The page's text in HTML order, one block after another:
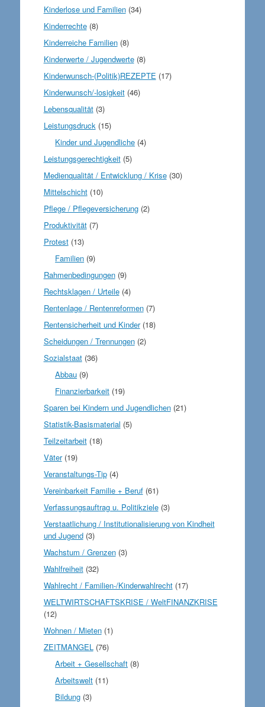
Kinderlose und Familien(34)
Kinderrechte(8)
Kinderreiche Familien(8)
Kinderwerte / Jugendwerte(8)
Kinderwunsch-(Politik)REZEPTE (17)
Kinderwunsch/-losigkeit(46)
Lebensqualität(3)
Leistungsdruck(15)
Kinder und Jugendliche (4)
Leistungsgerechtigkeit(5)
Medienqualität / Entwicklung / Krise(30)
Mittelschicht(10)
Pflege / Pflegeversicherung(2)
Produktivität(7)
Protest(13)
Familien (9)
Rahmenbedingungen(9)
Rechtsklagen / Urteile(4)
Rentenlage / Rentenreformen(7)
Rentensicherheit und Kinder(18)
Scheidungen / Trennungen(2)
Sozialstaat(36)
Abbau (9)
Finanzierbarkeit (19)
Sparen bei Kindern und Jugendlichen(21)
Statistik-Basismaterial (5)
Teilzeitarbeit(18)
Väter(19)
Veranstaltungs-Tip(4)
Vereinbarkeit Familie + Beruf(61)
Verfassungsauftrag u. Politikziele(3)
Verstaatlichung / Institutionalisierung von Kindheit
und Jugend(3)
Wachstum / Grenzen(3)
Wahlfreiheit(32)
Wahlrecht / Familien-/Kinderwahlrecht(17)
WELTWIRTSCHAFTSKRISE / WeltFINANZKRISE
(12)
Wohnen / Mieten(1)
ZEITMANGEL(76)
Arbeit + Gesellschaft (8)
Arbeitswelt (11)
Bildung (3)